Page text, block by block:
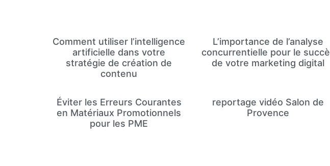
Comment utiliser l’intelligence
artificielle dans votre
stratégie de création de
contenu
L’importance de l’analyse
concurrentielle pour le
de votre marketing digital
Éviter les Erreurs Courantes
en Matériaux Promotionnels
pour les PME
reportage vidéo Salon de
Provence